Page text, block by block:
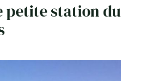
petite station du